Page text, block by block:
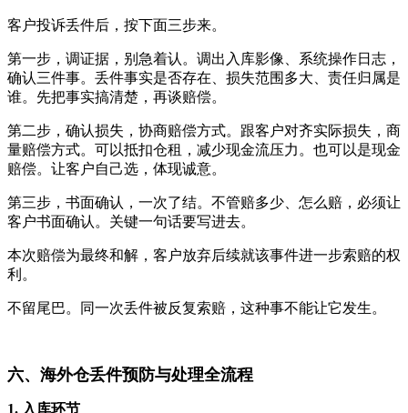
客户投诉丢件后，按下面三步来。
第一步，调证据，别急着认。调出入库影像、系统操作日志，
确认三件事。丢件事实是否存在、损失范围多大、责任归属是
谁。先把事实搞清楚，再谈赔偿。
第二步，确认损失，协商赔偿方式。跟客户对齐实际损失，商
量赔偿方式。可以抵扣仓租，减少现金流压力。也可以是现金
赔偿。让客户自己选，体现诚意。
第三步，书面确认，一次了结。不管赔多少、怎么赔，必须让
客户书面确认。关键一句话要写进去。
本次赔偿为最终和解，客户放弃后续就该事件进一步索赔的权
利。
不留尾巴。同一次丢件被反复索赔，这种事不能让它发生。
六、海外仓丢件预防与处理全流程
1. 入库环节